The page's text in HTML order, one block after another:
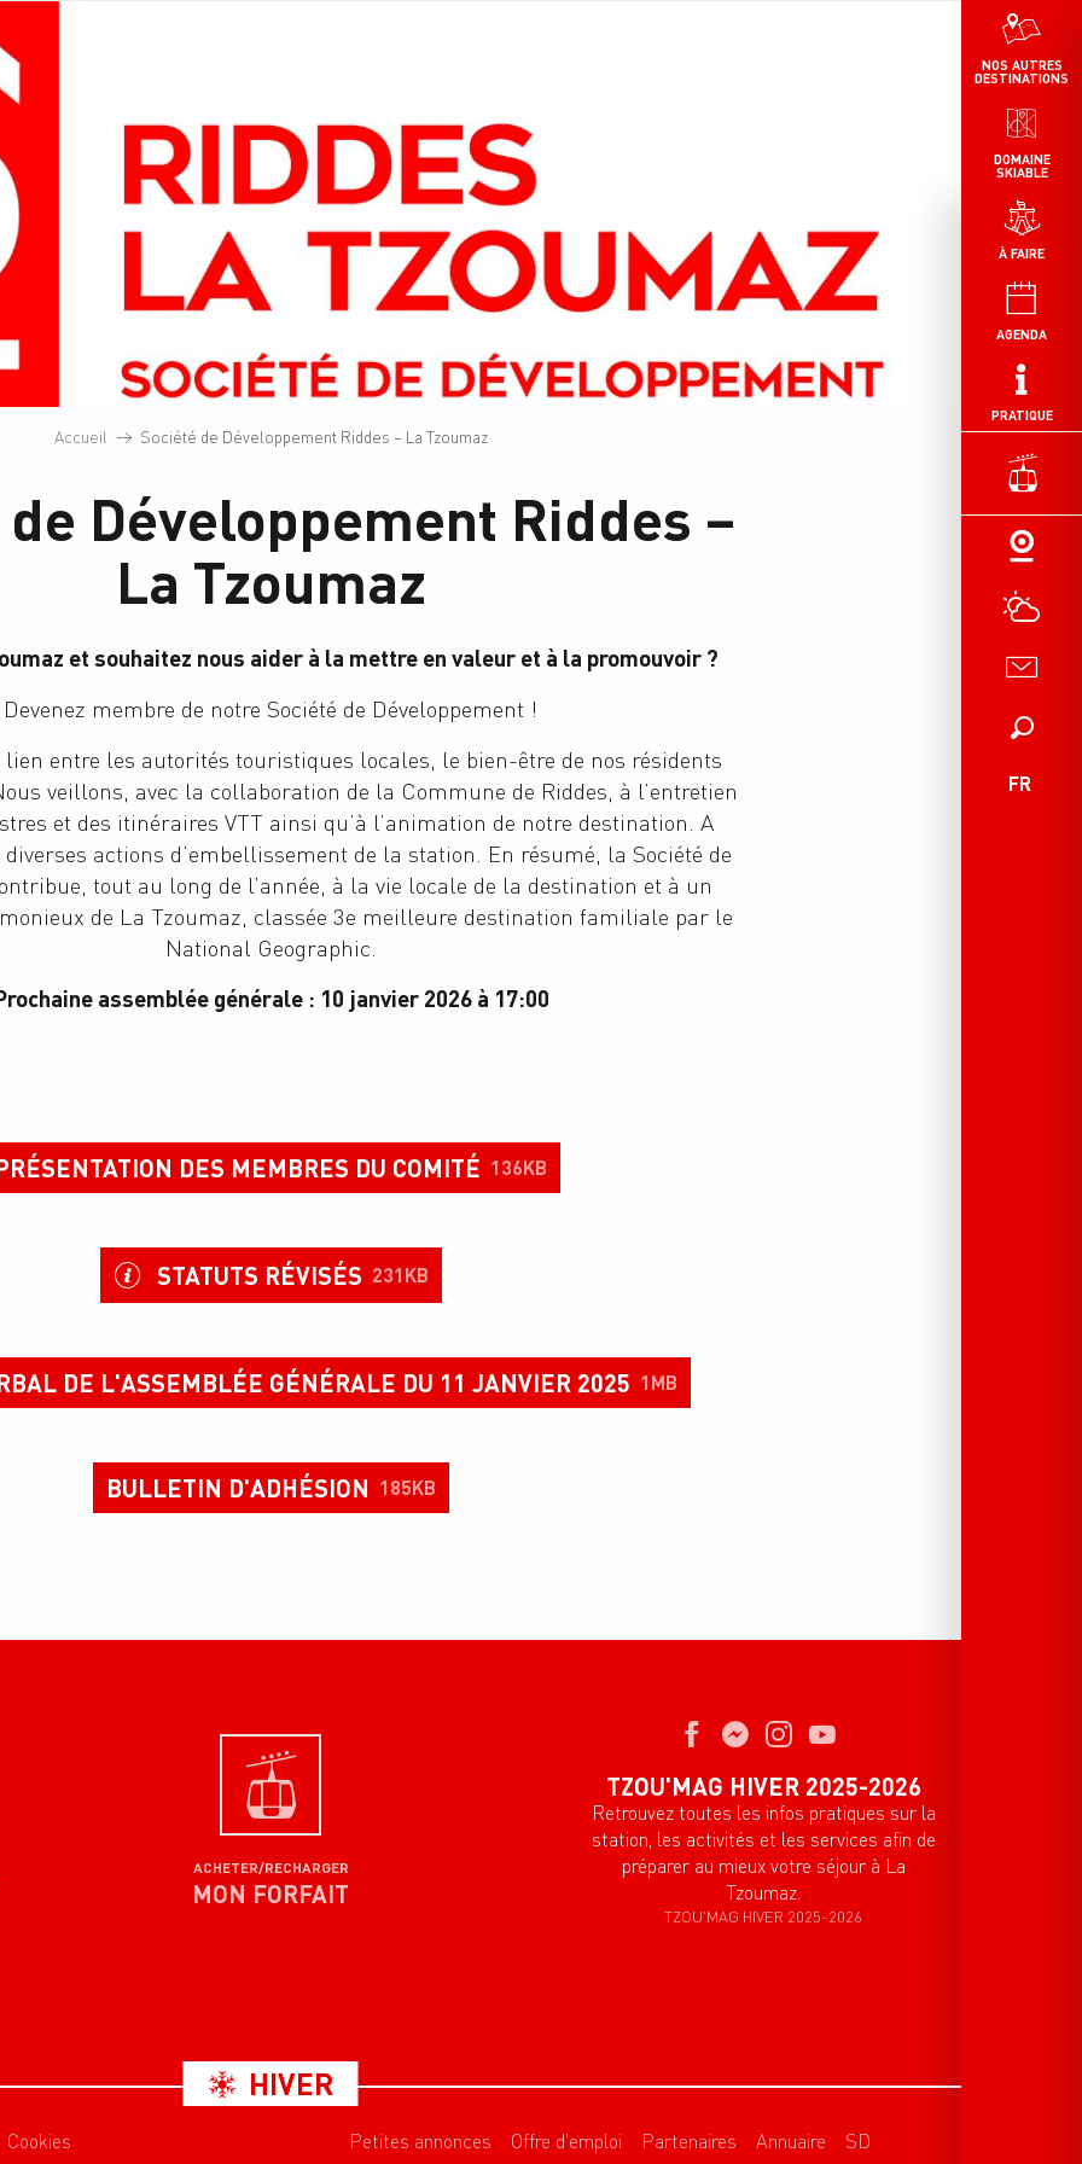
DOMAINE
SKIABLE
À FAIRE
AGENDA
PRATIQUE
NOS AUTRES
DESTINATIONS
Recherche
FR
Accueil Société de Développement Riddes – La Tzoumaz
Développement Riddes –
La Tzoumaz
et souhaitez nous aider à la mettre en valeur et à la promouvoir ?
Devenez membre de notre Société de Développement !
entre les autorités touristiques locales, le bien-être de nos résidents
veillons, avec la collaboration de la Commune de Riddes, à l’entretien
et des itinéraires VTT ainsi qu’à l’animation de notre destination. A
actions d’embellissement de la station. En résumé, la Société de
tout au long de l’année, à la vie locale de la destination et à un
de La Tzoumaz, classée 3e meilleure destination familiale par le
National Geographic.
assemblée générale : 10 janvier 2026 à 17:00
DES MEMBRES DU COMITÉ 136KB
STATUTS RÉVISÉS 231KB
DE L'ASSEMBLÉE GÉNÉRALE DU 11 JANVIER 2025 1MB
BULLETIN D'ADHÉSION 185KB
ACHETER/RECHARGER
MON FORFAIT
TZOU'MAG HIVER 2025-2026
Retrouvez toutes les infos pratiques sur la
station, les activités et les services afin de
préparer au mieux votre séjour à La
Tzoumaz.
TZOU'MAG HIVER 2025-2026
HIVER
Cookies Petites annonces Offre d'emploi Partenaires Annuaire SD